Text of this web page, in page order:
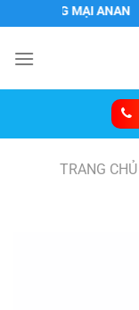
đến
nội
MẠI ANAN
TRANG CHỦ